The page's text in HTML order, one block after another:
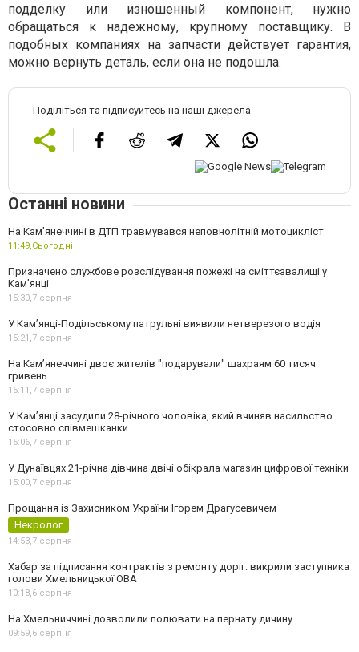
подделку или изношенный компонент, нужно
обращаться к надежному, крупному поставщику. В
подобных компаниях на запчасти действует гарантия,
можно вернуть деталь, если она не подошла.
Поділіться та підписуйтесь на наші джерела
Останні новини
На Кам’янеччині в ДТП травмувався неповнолітній мотоцикліст
11:49,Сьогодні
Призначено службове розслідування пожежі на сміттєзвалищі у
Кам’янці
15:30,7 серпня
У Кам’янці-Подільському патрульні виявили нетверезого водія
15:21,7 серпня
На Камʼянеччині двоє жителів "подарували" шахраям 60 тисяч
гривень
15:11,7 серпня
У Камʼянці засудили 28-річного чоловіка, який вчиняв насильство
стосовно співмешканки
15:06,7 серпня
У Дунаївцях 21-річна дівчина двічі обікрала магазин цифрової техніки
15:00,7 серпня
Прощання із Захисником України Ігорем Драгусевичем
Некролог
14:53,7 серпня
Хабар за підписання контрактів з ремонту доріг: викрили заступника
голови Хмельницької ОВА
10:18,6 серпня
На Хмельниччині дозволили полювати на пернату дичину
09:59,6 серпня